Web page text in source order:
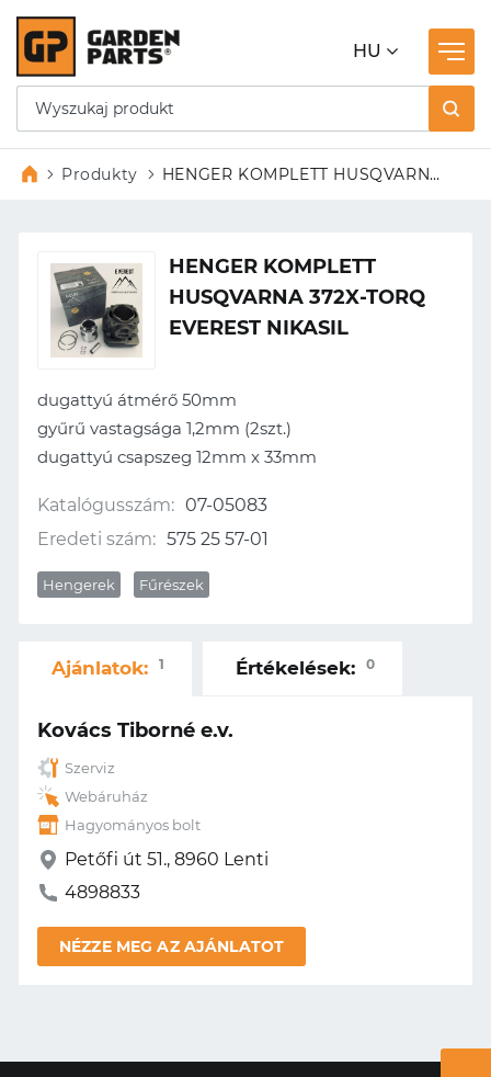
HU
Produkty
HENGER KOMPLETT HUSQVARNA
HENGER KOMPLETT
HUSQVARNA 372X-TORQ
EVEREST NIKASIL
dugattyú átmérő 50mm
gyűrű vastagsága 1,2mm (2szt.)
dugattyú csapszeg 12mm x 33mm
Katalógusszám: 07-05083
Eredeti szám: 575 25 57-01
Hengerek Fűrészek
Ajánlatok: 1 Értékelések: 0
Kovács Tiborné e.v.
Szerviz
Webáruház
Hagyományos bolt
Petőfi út 51., 8960 Lenti
4898833
NÉZZE MEG AZ AJÁNLATOT